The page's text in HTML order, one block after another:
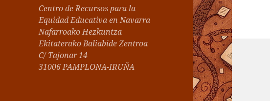
Centro de Recursos para la
Equidad Educativa en Navarra
Nafarroako Hezkuntza
Ekitaterako BaliabideZentroa
C/ Tajonar 14
31006 PAMPLONA-IRUÑA